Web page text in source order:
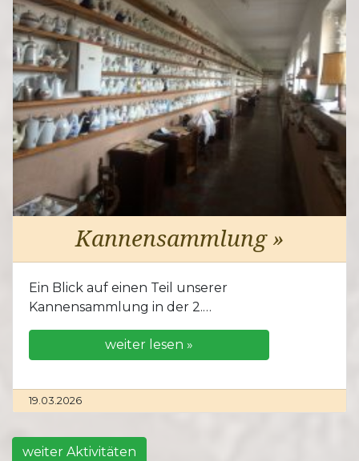
Kannensammlung »
Ein Blick auf einen Teil unserer
Kannensammlung in der 2.…
weiter lesen »
19.03.2026
weiter Aktivitäten